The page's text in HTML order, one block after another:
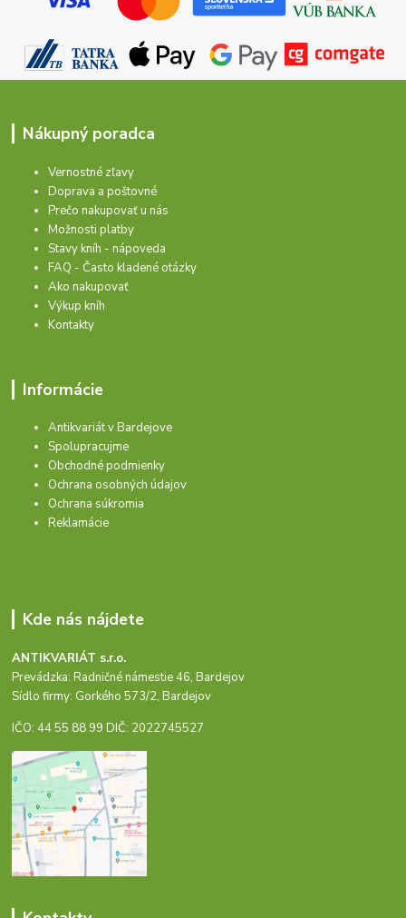
Nákupný poradca
Vernostné zľavy
Doprava a poštovné
Prečo nakupovať u nás
Možnosti platby
Stavy kníh - nápoveda
FAQ - Často kladené otázky
Ako nakupovať
Výkup kníh
Kontakty
Informácie
Antikvariát v Bardejove
Spolupracujme
Obchodné podmienky
Ochrana osobných údajov
Ochrana súkromia
Reklamácie
Kde nás nájdete
ANTIKVARIÁT s.r.o.
Prevádzka: Radničné námestie 46, Bardejov
Sídlo firmy: Gorkého 573/2, Bardejov
IČO: 44 55 88 99 DIČ: 2022745527